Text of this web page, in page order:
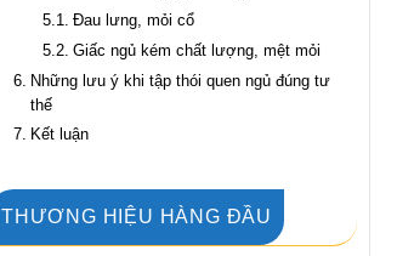
Đau lưng, mỏi cổ
Giấc ngủ kém chất lượng, mệt mỏi
Những lưu ý khi tập thói quen ngủ đúng tư
thế
Kết luận
THƯƠNG HIỆU HÀNG ĐẦU